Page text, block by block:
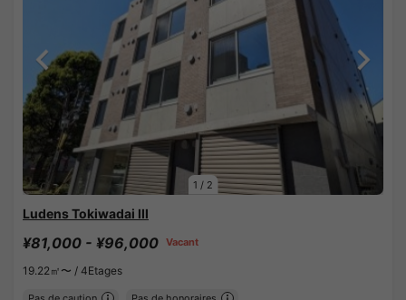
1 / 2
Ludens Tokiwadai III
¥81,000 - ¥96,000 Vacant
19.22㎡〜 / 4Etages